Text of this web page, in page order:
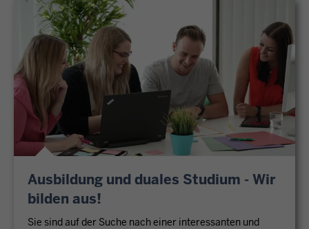
Ausbildung und duales Studium - Wir
bilden aus!
Sie sind auf der Suche nach einer interessanten und